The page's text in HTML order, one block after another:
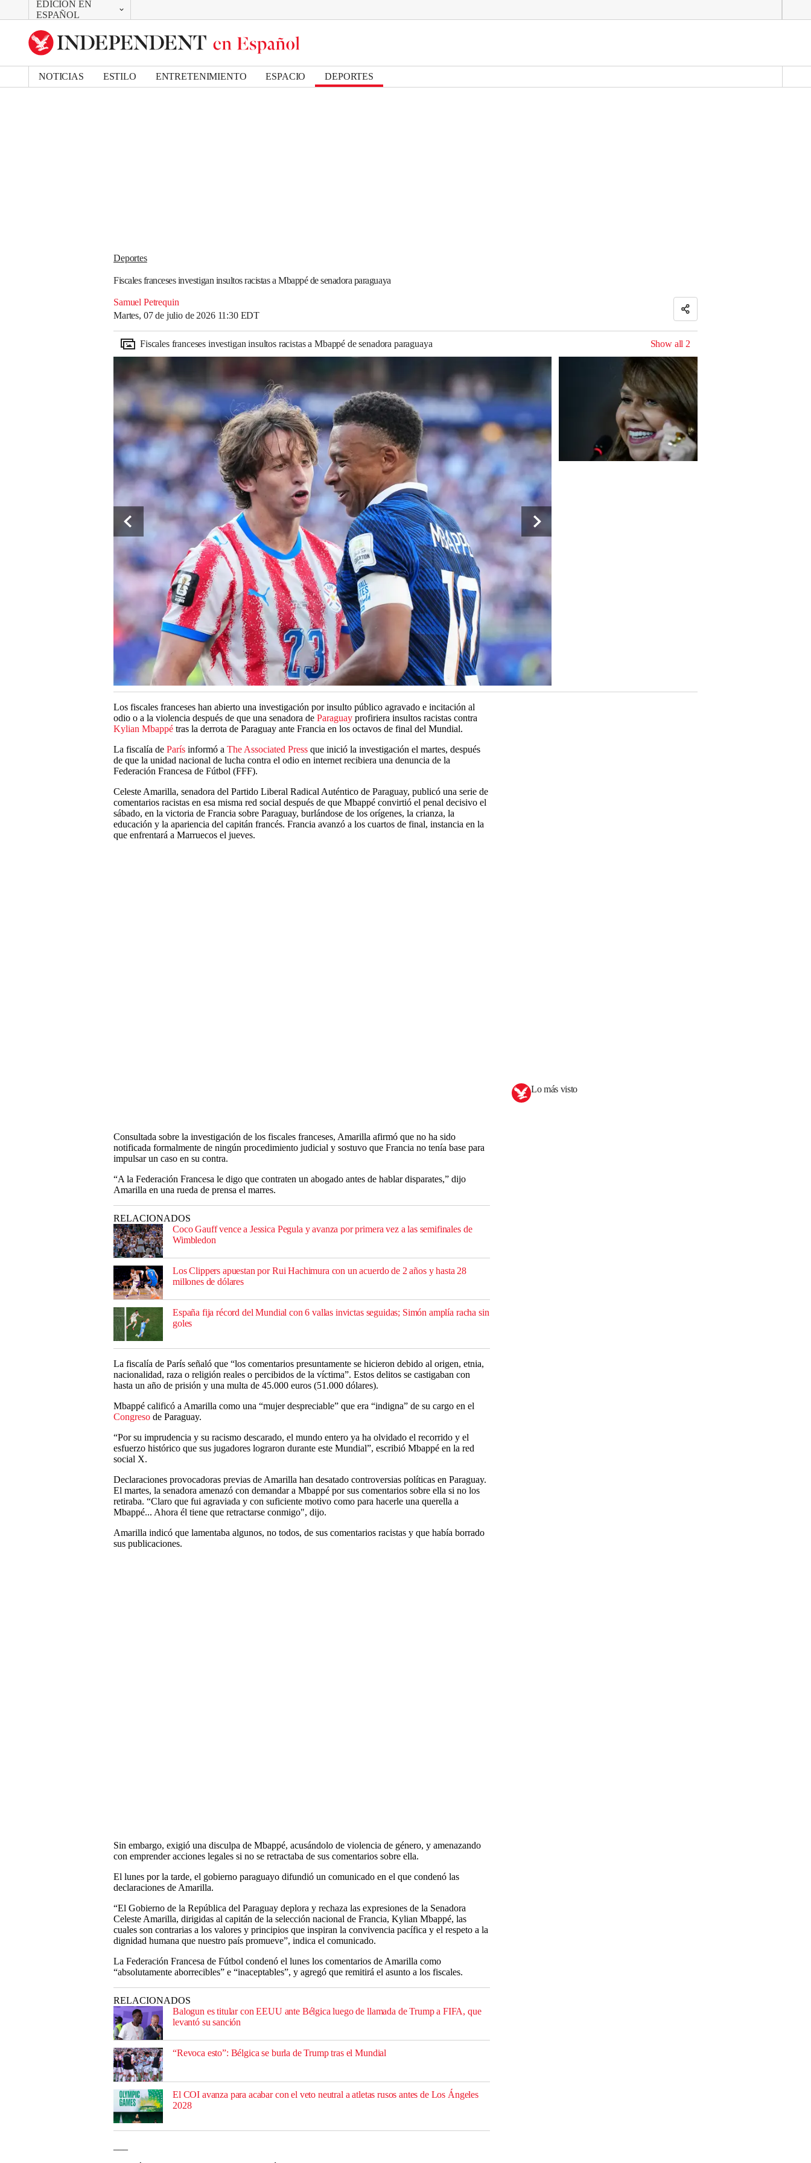
EDICIÓN EN
ESPAÑOL
CAMBIAR
UK Edition
US Edition
NOTICIAS ESTILO ENTRETENIMIENTO ESPACIO DEPORTES
Deportes
Fiscales franceses investigan insultos racistas a Mbappé de senadora paraguaya
Samuel Petrequin
Martes, 07 de julio de 2026 11:30 EDT
Bookmark popover
Removed from bookmarks
Close popover
Fiscales franceses investigan insultos racistas a Mbappé de senadora paraguaya Show all 2
Los fiscales franceses han abierto una investigación por insulto público agravado e incitación al
odio o a la violencia después de que una senadora de Paraguay profiriera insultos racistas contra
Kylian Mbappé tras la derrota de Paraguay ante Francia en los octavos de final del Mundial.
La fiscalía de París informó a The Associated Press que inició la investigación el martes, después
de que la unidad nacional de lucha contra el odio en internet recibiera una denuncia de la
Federación Francesa de Fútbol (FFF).
Celeste Amarilla, senadora del Partido Liberal Radical Auténtico de Paraguay, publicó una serie de
comentarios racistas en esa misma red social después de que Mbappé convirtió el penal decisivo el
sábado, en la victoria de Francia sobre Paraguay, burlándose de los orígenes, la crianza, la
educación y la apariencia del capitán francés. Francia avanzó a los cuartos de final, instancia en la
que enfrentará a Marruecos el jueves.
Consultada sobre la investigación de los fiscales franceses, Amarilla afirmó que no ha sido
notificada formalmente de ningún procedimiento judicial y sostuvo que Francia no tenía base para
impulsar un caso en su contra.
“A la Federación Francesa le digo que contraten un abogado antes de hablar disparates,” dijo
Amarilla en una rueda de prensa el marres.
RELACIONADOS
Coco Gauff vence a Jessica Pegula y avanza por primera vez a las semifinales de
Wimbledon
Los Clippers apuestan por Rui Hachimura con un acuerdo de 2 años y hasta 28
millones de dólares
España fija récord del Mundial con 6 vallas invictas seguidas; Simón amplía racha sin
goles
La fiscalía de París señaló que “los comentarios presuntamente se hicieron debido al origen, etnia,
nacionalidad, raza o religión reales o percibidos de la víctima”. Estos delitos se castigaban con
hasta un año de prisión y una multa de 45.000 euros (51.000 dólares).
Mbappé calificó a Amarilla como una “mujer despreciable” que era “indigna” de su cargo en el
Congreso de Paraguay.
“Por su imprudencia y su racismo descarado, el mundo entero ya ha olvidado el recorrido y el
esfuerzo histórico que sus jugadores lograron durante este Mundial”, escribió Mbappé en la red
social X.
Declaraciones provocadoras previas de Amarilla han desatado controversias políticas en Paraguay.
El martes, la senadora amenazó con demandar a Mbappé por sus comentarios sobre ella si no los
retiraba. “Claro que fui agraviada y con suficiente motivo como para hacerle una querella a
Mbappé... Ahora él tiene que retractarse conmigo", dijo.
Amarilla indicó que lamentaba algunos, no todos, de sus comentarios racistas y que había borrado
sus publicaciones.
Sin embargo, exigió una disculpa de Mbappé, acusándolo de violencia de género, y amenazando
con emprender acciones legales si no se retractaba de sus comentarios sobre ella.
El lunes por la tarde, el gobierno paraguayo difundió un comunicado en el que condenó las
declaraciones de Amarilla.
“El Gobierno de la República del Paraguay deplora y rechaza las expresiones de la Senadora
Celeste Amarilla, dirigidas al capitán de la selección nacional de Francia, Kylian Mbappé, las
cuales son contrarias a los valores y principios que inspiran la convivencia pacífica y el respeto a la
dignidad humana que nuestro país promueve”, indica el comunicado.
La Federación Francesa de Fútbol condenó el lunes los comentarios de Amarilla como
“absolutamente aborrecibles” e “inaceptables”, y agregó que remitirá el asunto a los fiscales.
RELACIONADOS
Balogun es titular con EEUU ante Bélgica luego de llamada de Trump a FIFA, que
levantó su sanción
“Revoca esto”: Bélgica se burla de Trump tras el Mundial
El COI avanza para acabar con el veto neutral a atletas rusos antes de Los Ángeles
2028
Lo más visto